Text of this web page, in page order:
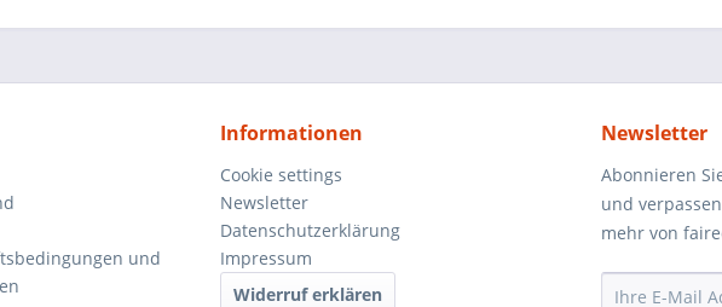
und
Informationen
Cookie settings
Newsletter
Datenschutzerklärung
Impressum
Widerruf erklären
Newsletter
Abonnieren
und
mehr von